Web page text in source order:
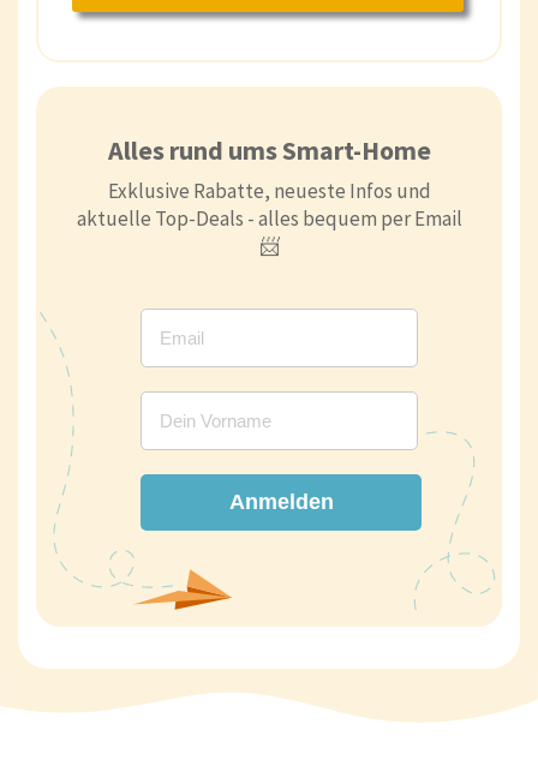
Alles rund ums Smart-Home
Exklusive Rabatte, neueste Infos und
aktuelle Top-Deals - alles bequem per Email
📨
Anmelden